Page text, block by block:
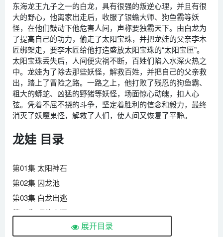
东海龙王九子之一的白龙，具有很强的叛逆心理，并且有很
大的野心，他离家出走后，收服了银蟾大师、狗鱼霸等妖
怪，在他们鼓动下他危害人间，声称要独霸天下。由白龙为
了提高自己的功力，偷走了太阳宝珠，并把龙娃的父亲李木
匠绑架走，要李木匠给他打造盛放太阳宝珠的“太阳宝匣”。
太阳宝珠丢失后，人间便灾祸不断，百姓们陷入水深火热之
中。龙娃为了除去那些妖怪，解救百姓，并把自己的父亲救
出，踏上了冒险之路。一路之上，他打败了残忍的狗鱼霸、
粗大的蟒蛇、凶猛的野猪等妖怪，场面惊心动魄，扣人心
弦。凭着不屈不挠的斗争，坚定着胜利的信念和毅力，最终
消灭了妖魔鬼怪，解救了人们，使人间又恢复了平静。
龙娃 目录
第01集 太阳神石
第02集 囚龙池
第03集 白龙出逃
第04集 嘎仙古洞
展开目录